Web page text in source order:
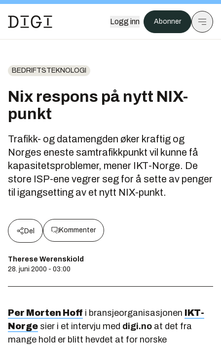
Logg inn Abonner
BEDRIFTSTEKNOLOGI
Nix respons på nytt NIX-
punkt
Trafikk- og datamengden øker kraftig og
Norges eneste samtrafikkpunkt vil kunne få
kapasitetsproblemer, mener IKT-Norge. De
store ISP-ene vegrer seg for å sette av penger
til igangsetting av et nytt NIX-punkt.
Del Kommenter
Therese Werenskiold
28. juni 2000 - 03:00
Per Morten Hoff i bransjeorganisasjonen
IKT-
Norge sier i et intervju med digi.no at det fra
mange hold er blitt hevdet at for norske